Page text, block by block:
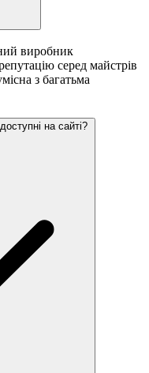
виробник
серед майстрів
з багатьма
на сайті?